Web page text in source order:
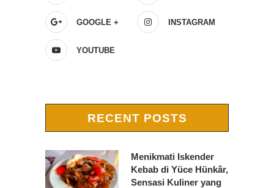
GOOGLE + INSTAGRAM
YOUTUBE
RECENT POSTS
Menikmati Iskender
Kebab di Yüce Hünkâr,
Sensasi Kuliner yang